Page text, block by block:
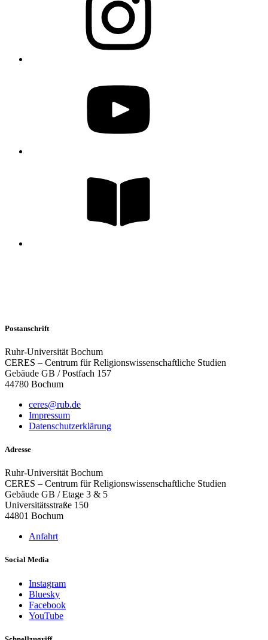
Postanschrift
Ruhr-Universität Bochum
CERES – Centrum für Religionswissenschaftliche Studien
Gebäude GB / Postfach 157
44780 Bochum
ceres@rub.de
Impressum
Datenschutzerklärung
Adresse
Ruhr-Universität Bochum
CERES – Centrum für Religionswissenschaftliche Studien
Gebäude GB / Etage 3 & 5
Universitätsstraße 150
44801 Bochum
Anfahrt
Social Media
Instagram
Bluesky
Facebook
YouTube